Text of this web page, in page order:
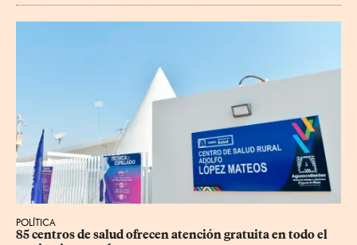
POLÍTICA
85 centros de salud ofrecen atención gratuita en todo el